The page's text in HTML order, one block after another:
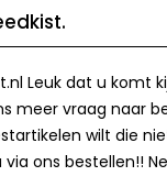
Leuk dat u
meer vraag naar
wilt die
ons bestellen!!